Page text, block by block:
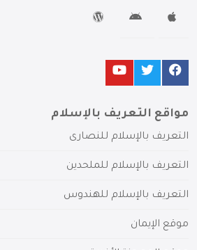
مواقع التعريف بالإسلام
التعريف بالإسلام للنصارى
التعريف بالإسلام للملحدين
التعريف بالإسلام للهندوس
موقع الإيمان